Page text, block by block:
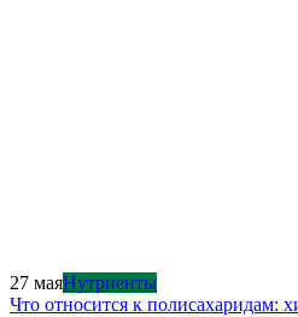
27 маяНутриенты
Что относится к полисахаридам: